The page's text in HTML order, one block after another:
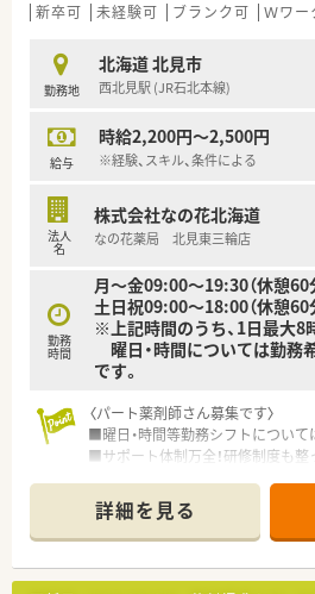
新卒可 未経験可 ブランク可 Ｗワー
勤務地
北海道 北見市
西北見駅 (JR石北本線)
給与
時給2,200円～2,500円
※経験、スキル、条件による
法人
名
株式会社なの花北海道
なの花薬局 北見東三輪店
勤務
時間
月～金09:00～19:30（休憩60
土日祝09:00～18:00（休憩60
※上記時間のうち、1日最大8
曜日・時間については勤務
です。
〈パート薬剤師さん募集です〉
■曜日・時間等勤務シフトについて
■サポート体制万全！研修制度も整
ある方の復帰も歓迎です。
〈こんな薬局です〉
■JR西北見駅から20分、車4分程
です。
詳細を見る